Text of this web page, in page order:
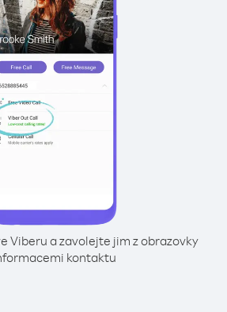
Viberu a zavolejte jim z obrazovky
kontaktu